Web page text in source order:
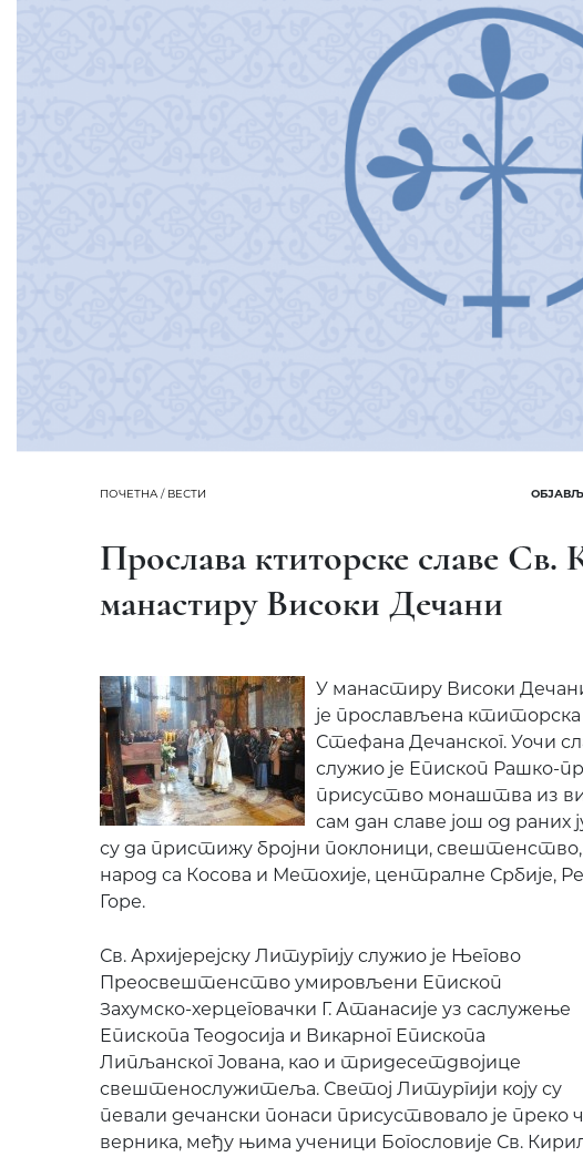
ПОЧЕТНА/ ВЕСТИ
Прослава ктиторске славе
манастиру Високи Дечани
У манастиру Високи
је прослављена ктиторска
Стефана Дечанског. Уочи
служио је Епископ Рашко-
присуство монаштва из
сам дан славе још од раних
су да пристижу бројни поклоници,
народ са Косова и Метохије, централне Србије,
Горе.
Св. Архијерејску Литургију служио је Његово
Преосвештенство умировљени Епископ
Захумско-херцеговачки Г. Атанасије уз саслужење
Епископа Теодосија и Викарног Епископа
Липљанског Јована, као и тридесетдвојице
свештенослужитеља. Светој Литургији коју су
певали дечански понаси присуствовало је
верника, међу њима ученици Богословије Св.